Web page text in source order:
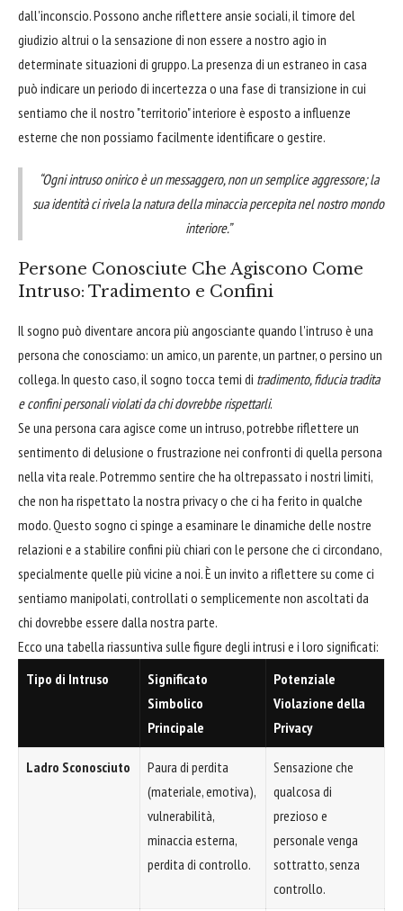
dall'inconscio. Possono anche riflettere ansie sociali, il timore del
giudizio altrui o la sensazione di non essere a nostro agio in
determinate situazioni di gruppo. La presenza di un estraneo in casa
può indicare un periodo di incertezza o una fase di transizione in cui
sentiamo che il nostro "territorio" interiore è esposto a influenze
esterne che non possiamo facilmente identificare o gestire.
“Ogni intruso onirico è un messaggero, non un semplice aggressore; la
sua identità ci rivela la natura della minaccia percepita nel nostro mondo
interiore.”
Persone Conosciute Che Agiscono Come
Intruso: Tradimento e Confini
Il sogno può diventare ancora più angosciante quando l'intruso è una
persona che conosciamo: un amico, un parente, un partner, o persino un
collega. In questo caso, il sogno tocca temi di tradimento, fiducia tradita
e confini personali violati da chi dovrebbe rispettarli.
Se una persona cara agisce come un intruso, potrebbe riflettere un
sentimento di delusione o frustrazione nei confronti di quella persona
nella vita reale. Potremmo sentire che ha oltrepassato i nostri limiti,
che non ha rispettato la nostra privacy o che ci ha ferito in qualche
modo. Questo sogno ci spinge a esaminare le dinamiche delle nostre
relazioni e a stabilire confini più chiari con le persone che ci circondano,
specialmente quelle più vicine a noi. È un invito a riflettere su come ci
sentiamo manipolati, controllati o semplicemente non ascoltati da
chi dovrebbe essere dalla nostra parte.
Ecco una tabella riassuntiva sulle figure degli intrusi e i loro significati:
Tipo di Intruso
Significato
Simbolico
Principale
Potenziale
Violazione della
Privacy
Ladro Sconosciuto
Paura di perdita
(materiale, emotiva),
vulnerabilità,
minaccia esterna,
perdita di controllo.
Sensazione che
qualcosa di
prezioso e
personale venga
sottratto, senza
controllo.